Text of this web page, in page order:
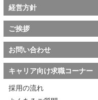
経営方針
ご挨拶
お問い合わせ
キャリア向け求職コーナー
採用の流れ